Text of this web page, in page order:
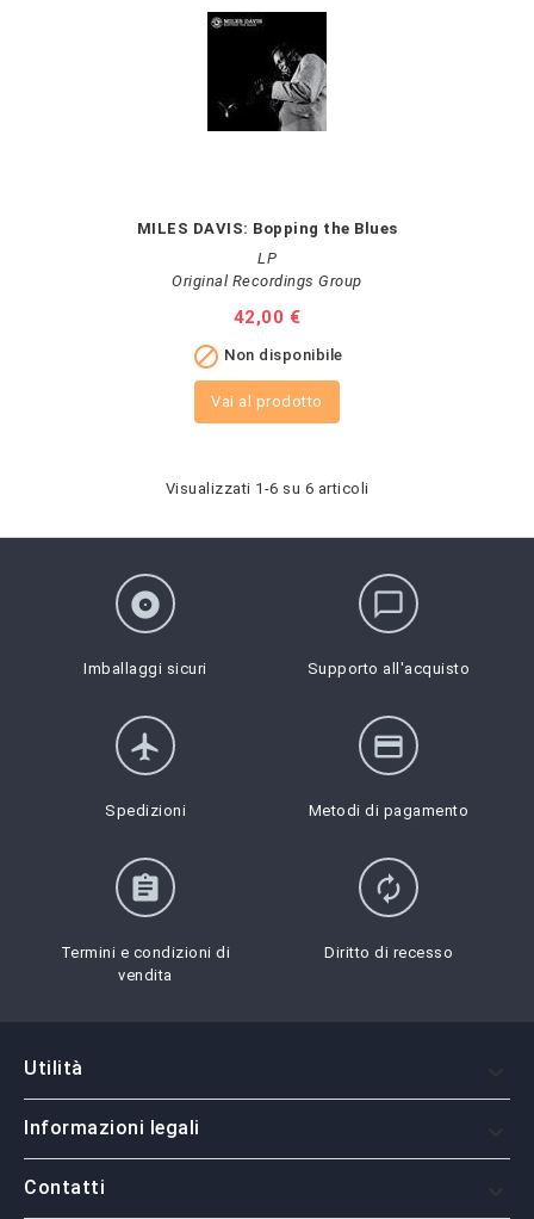
MILES DAVIS: Bopping the Blues
LP
Original Recordings Group
Prezzo
42,00 €
 Non disponibile
Vai al prodotto
Visualizzati 1-6 su 6 articoli
album
Imballaggi sicuri
chat_bubble_outline
Supporto all'acquisto
flight
Spedizioni
credit_card
Metodi di pagamento
assignment
Termini e condizioni di
vendita
autorenew
Diritto di recesso
Utilità
Informazioni legali
Contatti